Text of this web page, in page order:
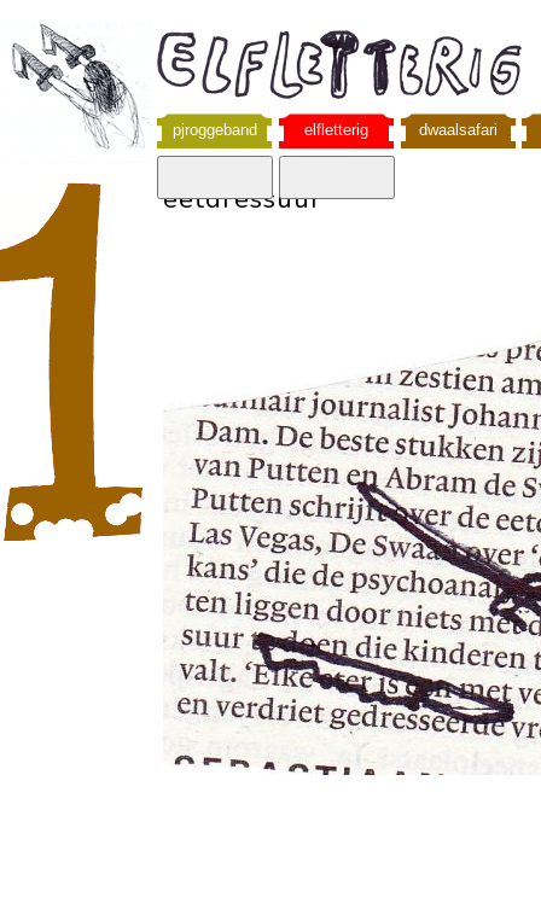
pjroggeband elfletterig dwaalsafari
eetdressuur